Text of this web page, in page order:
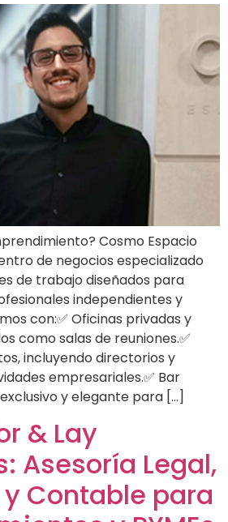
Cosmo Espacio
de negocios especializado
de trabajo diseñados para
independientes y
con:✅ Oficinas privadas y
como salas de reuniones.✅
incluyendo directorios y
empresariales.✅ Bar
y elegante para […]
& Lay
Asesoría Legal,
Contable para